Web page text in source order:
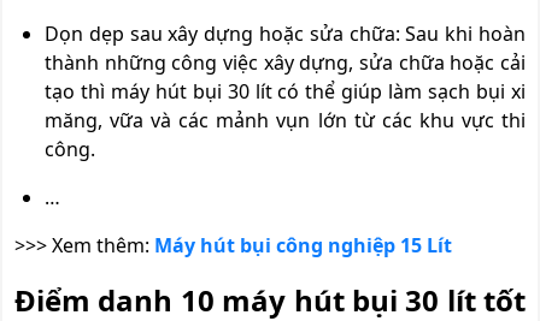
Dọn dẹp sau xây dựng hoặc sửa chữa: Sau khi hoàn
thành những công việc xây dựng, sửa chữa hoặc cải
tạo thì máy hút bụi 30 lít có thể giúp làm sạch bụi xi
măng, vữa và các mảnh vụn lớn từ các khu vực thi
công.
…
>>> Xem thêm: Máy hút bụi công nghiệp 15 Lít
Điểm danh 10 máy hút bụi 30 lít tốt